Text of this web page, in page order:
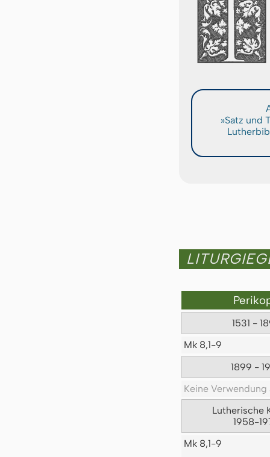
»Satz und
1531 -
Mk 8,1-9
1899 -
Keine
Lutherische
1958-
Mk 8,1-9